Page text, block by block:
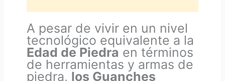
A pesar de vivir en un nivel
tecnológico equivalente a la
Edad de Piedra en términos
de herramientas y armas de
piedra, los Guanches